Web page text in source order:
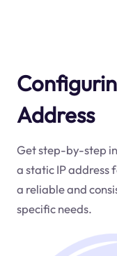
Address
Get step-by-step
a static IP address
a reliable and
specific needs.